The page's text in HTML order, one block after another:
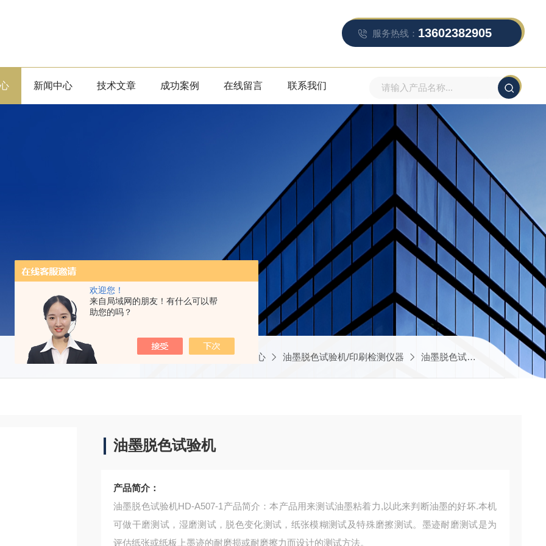
欢迎您！
来自局域网的朋友！有什么可以帮
助您的吗？
服务热线： 13602382905
新闻中心 技术文章 成功案例 在线留言 联系我们
当前位置：首页 产品中心 油墨脱色试验机/印刷检测仪器 油墨脱色试验机 HD-A507-
油墨脱色试验机
产品简介：
油墨脱色试验机HD-A507-1产品简介：本产品用来测试油墨粘着力,以此来判断油墨的好坏.本机
可做干磨测试，湿磨测试，脱色变化测试，纸张模糊测试及特殊磨擦测试。墨迹耐磨测试是为
评估纸张或纸板上墨迹的耐磨损或耐磨擦力而设计的测试方法。